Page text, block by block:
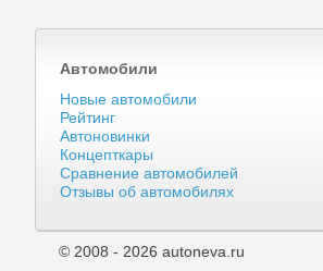
Автомобили
Новые автомобили
Рейтинг
Автоновинки
Концепткары
Сравнение автомобилей
Отзывы об автомобилях
© 2008 - 2026 autoneva.ru